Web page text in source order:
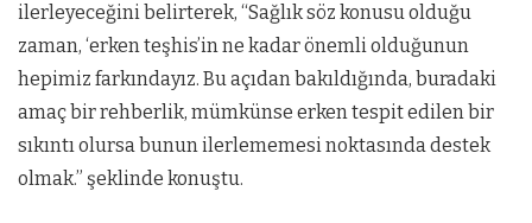
ilerleyeceğini belirterek, “Sağlık söz konusu olduğu
zaman, ‘erken teşhis’in ne kadar önemli olduğunun
hepimiz farkındayız. Bu açıdan bakıldığında, buradaki
amaç bir rehberlik, mümkünse erken tespit edilen bir
sıkıntı olursa bunun ilerlememesi noktasında destek
olmak.” şeklinde konuştu.